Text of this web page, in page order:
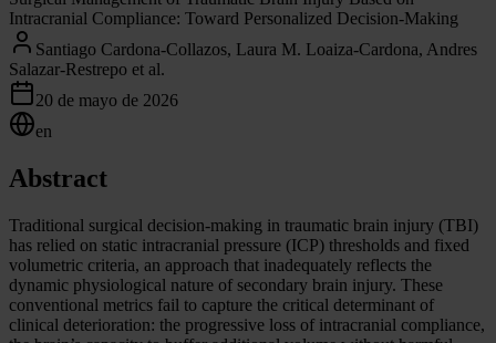
Intracranial Compliance: Toward Personalized Decision-Making
Santiago Cardona-Collazos, Laura M. Loaiza-Cardona, Andres
Salazar-Restrepo et al.
20 de mayo de 2026
en
Abstract
Traditional surgical decision-making in traumatic brain injury (TBI)
has relied on static intracranial pressure (ICP) thresholds and fixed
volumetric criteria, an approach that inadequately reflects the
dynamic physiological nature of secondary brain injury. These
conventional metrics fail to capture the critical determinant of
clinical deterioration: the progressive loss of intracranial compliance,